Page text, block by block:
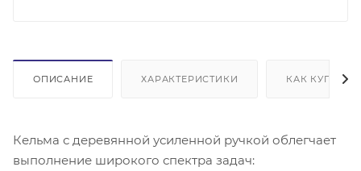
ОПИСАНИЕ ХАРАКТЕРИСТИКИ КАК КУПИТЬ
Кельма с деревянной усиленной ручкой облегчает
выполнение широкого спектра задач: